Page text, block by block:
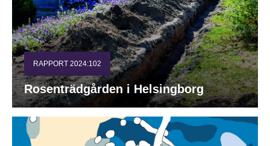
RAPPORT 2024:102
Rosenträdgården i Helsingborg